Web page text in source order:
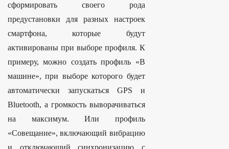
сформировать своего рода
предустановки для разных настроек
смартфона, которые будут
активированы при выборе профиля. К
примеру, можно создать профиль «В
машине», при выборе которого будет
автоматически запускаться GPS и
Bluetooth, а громкость выворачиваться
на максимум. Или профиль
«Совещание», включающий вибрацию